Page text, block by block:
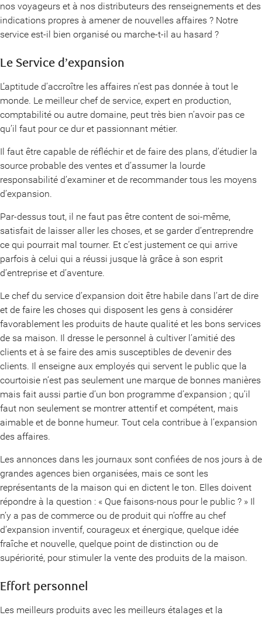
nos voyageurs et à nos distributeurs des renseignements et des
indications propres à amener de nouvelles affaires ? Notre
service est-il bien organisé ou marche-t-il au hasard ?
Le Service d’expansion
L’aptitude d’accroître les affaires n’est pas donnée à tout le
monde. Le meilleur chef de service, expert en production,
comptabilité ou autre domaine, peut très bien n’avoir pas ce
qu’il faut pour ce dur et passionnant métier.
Il faut être capable de réfléchir et de faire des plans, d’étudier la
source probable des ventes et d’assumer la lourde
responsabilité d’examiner et de recommander tous les moyens
d’expansion.
Par-dessus tout, il ne faut pas être content de soi-même,
satisfait de laisser aller les choses, et se garder d’entreprendre
ce qui pourrait mal tourner. Et c’est justement ce qui arrive
parfois à celui qui a réussi jusque là grâce à son esprit
d’entreprise et d’aventure.
Le chef du service d’expansion doit être habile dans l’art de dire
et de faire les choses qui disposent les gens à considérer
favorablement les produits de haute qualité et les bons services
de sa maison. Il dresse le personnel à cultiver l’amitié des
clients et à se faire des amis susceptibles de devenir des
clients. Il enseigne aux employés qui servent le public que la
courtoisie n’est pas seulement une marque de bonnes manières
mais fait aussi partie d’un bon programme d’expansion ; qu’il
faut non seulement se montrer attentif et compétent, mais
aimable et de bonne humeur. Tout cela contribue à l’expansion
des affaires.
Les annonces dans les journaux sont confiées de nos jours à de
grandes agences bien organisées, mais ce sont les
représentants de la maison qui en dictent le ton. Elles doivent
répondre à la question : « Que faisons-nous pour le public ? » Il
n’y a pas de commerce ou de produit qui n’offre au chef
d’expansion inventif, courageux et énergique, quelque idée
fraîche et nouvelle, quelque point de distinction ou de
supériorité, pour stimuler la vente des produits de la maison.
Effort personnel
Les meilleurs produits avec les meilleurs étalages et la